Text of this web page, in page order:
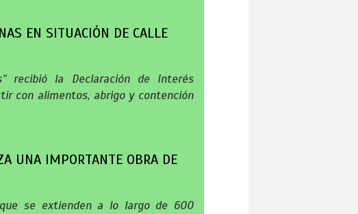
EN SITUACIÓN DE CALLE
recibió la Declaración de Interés
con alimentos, abrigo y contención
UNA IMPORTANTE OBRA DE
se extienden a lo largo de 600